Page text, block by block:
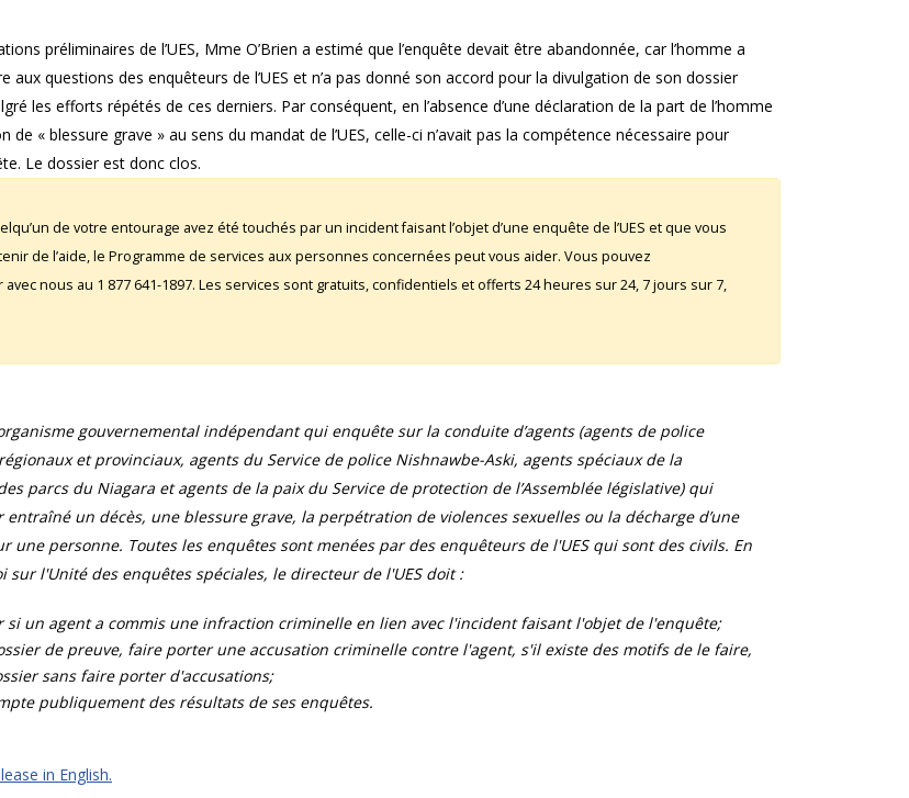
préliminaires de l’UES, Mme O’Brien a estimé que l’enquête devait être abandonnée, car l’homme a
aux questions des enquêteurs de l’UES et n’a pas donné son accord pour la divulgation de son dossier
les efforts répétés de ces derniers. Par conséquent, en l’absence d’une déclaration de la part de l’homme
de « blessure grave » au sens du mandat de l’UES, celle-ci n’avait pas la compétence nécessaire pour
Le dossier est donc clos.
de votre entourage avez été touchés par un incident faisant l’objet d’une enquête de l’UES et que vous
de l’aide, le Programme de services aux personnes concernées peut vous aider. Vous pouvez
nous au 1 877 641-1897. Les services sont gratuits, confidentiels et offerts 24 heures sur 24, 7 jours sur 7,
organisme gouvernemental indépendant qui enquête sur la conduite d’agents (agents de police
et provinciaux, agents du Service de police Nishnawbe-Aski, agents spéciaux de la
parcs du Niagara et agents de la paix du Service de protection de l’Assemblée législative) qui
un décès, une blessure grave, la perpétration de violences sexuelles ou la décharge d’une
une personne. Toutes les enquêtes sont menées par des enquêteurs de l'UES qui sont des civils. En
sur l'Unité des enquêtes spéciales, le directeur de l'UES doit :
si un agent a commis une infraction criminelle en lien avec l'incident faisant l'objet de l'enquête;
de preuve, faire porter une accusation criminelle contre l'agent, s'il existe des motifs de le faire,
sans faire porter d'accusations;
publiquement des résultats de ses enquêtes.
in English.